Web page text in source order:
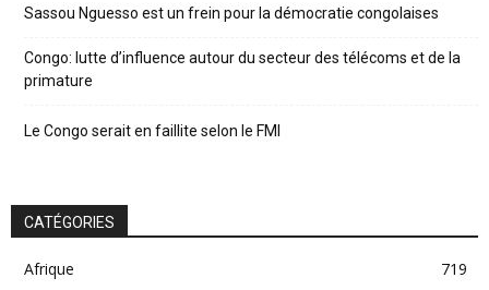
Sassou Nguesso est un frein pour la démocratie congolaises
Congo: lutte d’influence autour du secteur des télécoms et de la
primature
Le Congo serait en faillite selon le FMI
CATÉGORIES
Afrique
719